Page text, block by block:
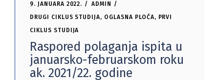
9. JANUARA 2022.
ADMIN
DRUGI CIKLUS STUDIJA, OGLASNA PLOČA, PRVI
CIKLUS STUDIJA
Raspored polaganja ispita u
januarsko-februarskom roku
ak. 2021/22. godine